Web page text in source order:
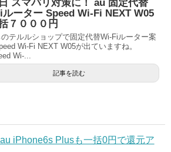
スマバリ対策に！ au 固定代替
ーター Speed Wi-Fi NEXT W05
７０００円
テルルショップで固定代替Wi-Fiルーター案
Wi-Fi NEXT W05が出ていますね。
Wi-...
記事を読む
iPhone6s Plusも一括0円で還元ア